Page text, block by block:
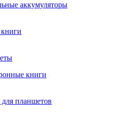
аккумуляторы
книги
планшетов